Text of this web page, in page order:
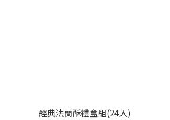
經典法蘭酥禮盒組(24入)